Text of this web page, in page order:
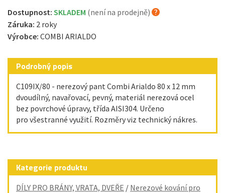
Dostupnost: SKLADEM (není na prodejně)
Záruka: 2 roky
Výrobce: COMBI ARIALDO
Podrobný popis
C109IX/80 - nerezový pant Combi Arialdo 80 x 12 mm
dvoudílný, navařovací, pevný, materiál nerezová ocel
bez povrchové úpravy, třída AISI304. Určeno
pro všestranné využití. Rozměry viz technický nákres.
Kategorie produktu
DÍLY PRO BRÁNY, VRATA, DVEŘE / Nerezové kování pro